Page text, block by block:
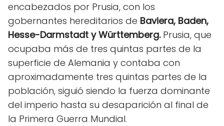
encabezados por Prusia, con los
gobernantes hereditarios de Baviera, Baden,
Hesse-Darmstadt y Württemberg.Prusia, que
ocupaba más de tres quintas partes de la
superficie de Alemania y contaba con
aproximadamente tres quintas partes de la
población, siguió siendo la fuerza dominante
del imperio hasta su desaparición al final de
la Primera Guerra Mundial.